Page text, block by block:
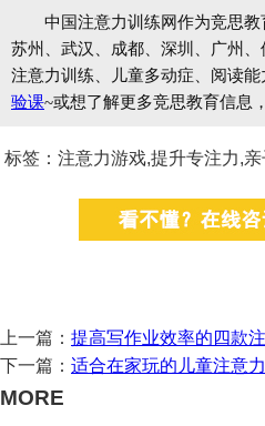
中国注意力训练网作为竞思
苏州、武汉、成都、深圳、广州
注意力训练、儿童多动症、阅读
验课~或想了解更多竞思教育信息
标签：注意力游戏,提升专注力,
上一篇： 提高写作业效率的四款
下一篇： 适合在家玩的儿童注意
MORE